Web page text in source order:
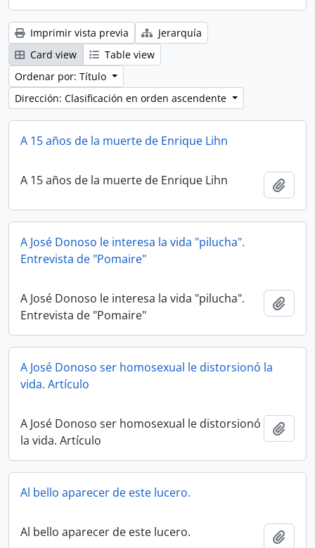
Imprimir vista previa
Jerarquía
Card view
Table view
Ordenar por: Título
Dirección: Clasificación en orden ascendente
A 15 años de la muerte de Enrique Lihn
A 15 años de la muerte de Enrique Lihn
A José Donoso le interesa la vida "pilucha".
Entrevista de "Pomaire"
A José Donoso le interesa la vida "pilucha".
Entrevista de "Pomaire"
A José Donoso ser homosexual le distorsionó la
vida. Artículo
A José Donoso ser homosexual le distorsionó
la vida. Artículo
Al bello aparecer de este lucero.
Al bello aparecer de este lucero.